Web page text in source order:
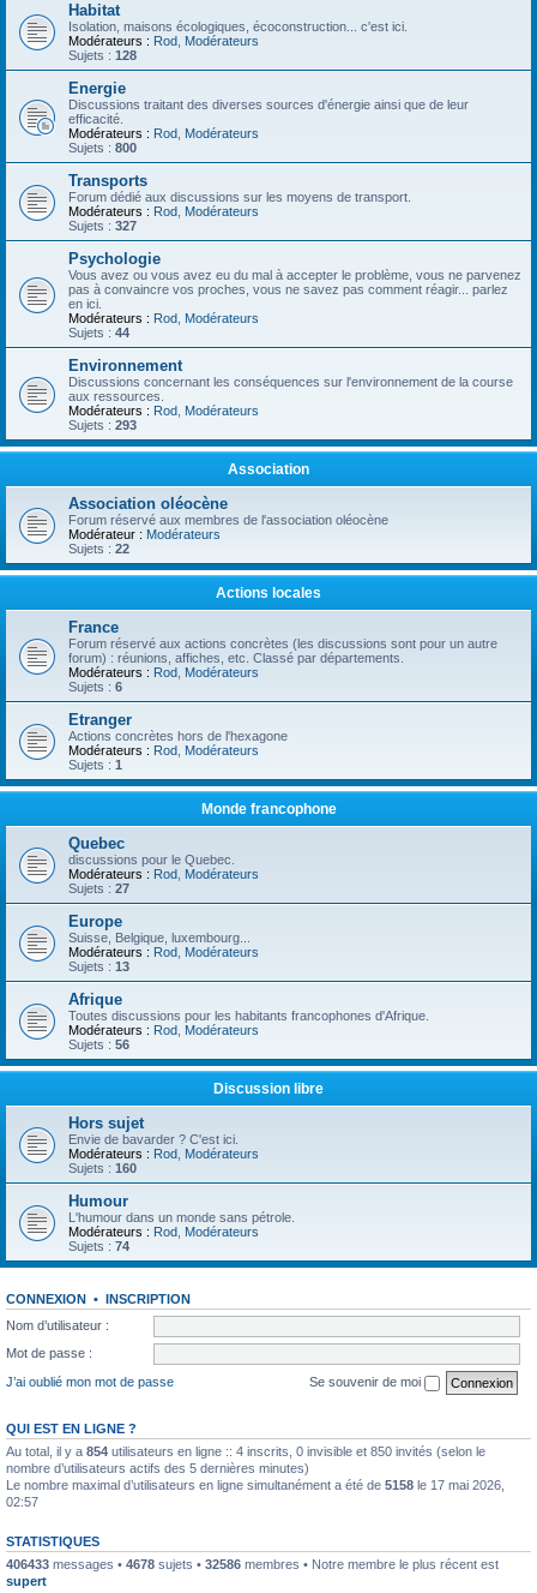
Habitat
Isolation, maisons écologiques, écoconstruction... c'est ici.
Modérateurs : Rod Modérateurs
Sujets : 128
Energie
Discussions traitant des diverses sources d'énergie ainsi que de leur
efficacité.
Modérateurs : Rod Modérateurs
Sujets : 800
Transports
Forum dédié aux discussions sur les moyens de transport.
Modérateurs : Rod Modérateurs
Sujets : 327
Psychologie
Vous avez ou vous avez eu du mal à accepter le problème, vous ne parvenez
pas à convaincre vos proches, vous ne savez pas comment réagir... parlez
en ici.
Modérateurs : Rod Modérateurs
Sujets : 44
Environnement
Discussions concernant les conséquences sur l'environnement de la course
aux ressources.
Modérateurs : Rod Modérateurs
Sujets : 293
Association
Association oléocène
Forum réservé aux membres de l'association oléocène
Modérateur : Modérateurs
Sujets : 22
Actions locales
France
Forum réservé aux actions concrètes (les discussions sont pour un autre
forum) : réunions, affiches, etc. Classé par départements.
Modérateurs : Rod Modérateurs
Sujets : 6
Etranger
Actions concrètes hors de l'hexagone
Modérateurs : Rod Modérateurs
Sujets : 1
Monde francophone
Quebec
discussions pour le Quebec.
Modérateurs : Rod Modérateurs
Sujets : 27
Europe
Suisse, Belgique, luxembourg...
Modérateurs : Rod Modérateurs
Sujets : 13
Afrique
Toutes discussions pour les habitants francophones d'Afrique.
Modérateurs : Rod Modérateurs
Sujets : 56
Discussion libre
Hors sujet
Envie de bavarder ? C'est ici.
Modérateurs : Rod Modérateurs
Sujets : 160
Humour
L'humour dans un monde sans pétrole.
Modérateurs : Rod Modérateurs
Sujets : 74
CONNEXION • INSCRIPTION
Nom d’utilisateur :
Mot de passe :
J’ai oublié mon mot de passe
Se souvenir de moi
QUI EST EN LIGNE ?
Au total, il y a 854 utilisateurs en ligne :: 4 inscrits, 0 invisible et 850 invités (selon le
nombre d’utilisateurs actifs des 5 dernières minutes)
Le nombre maximal d’utilisateurs en ligne simultanément a été de 5158 le 17 mai 2026,
02:57
STATISTIQUES
406433 messages • 4678 sujets • 32586 membres • Notre membre le plus récent est
supert